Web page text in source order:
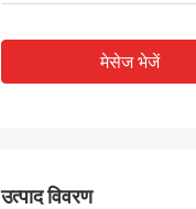
मेसेज भेजें
उत्पाद विवरण